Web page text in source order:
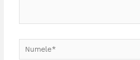
Numele*